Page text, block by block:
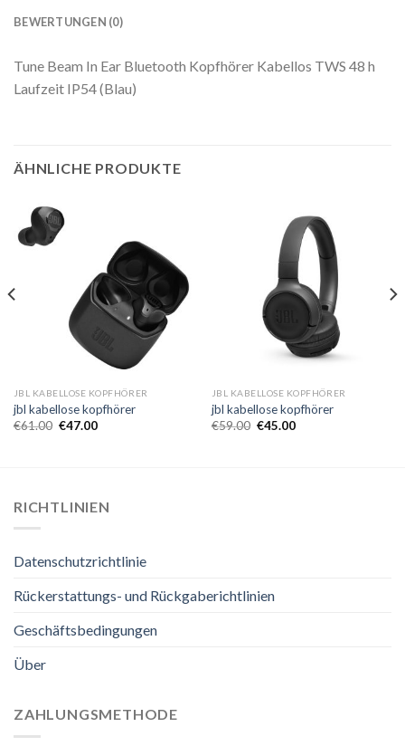
BEWERTUNGEN (0)
Tune Beam In Ear Bluetooth Kopfhörer Kabellos TWS 48 h
Laufzeit IP54 (Blau)
ÄHNLICHE PRODUKTE
JBL KABELLOSE KOPFHÖRER
jbl kabellose kopfhörer
€61.00 €47.00
JBL KABELLOSE KOPFHÖRER
jbl kabellose kopfhörer
€59.00 €45.00
RICHTLINIEN
Datenschutzrichtlinie
Rückerstattungs- und Rückgaberichtlinien
Geschäftsbedingungen
Über
ZAHLUNGSMETHODE